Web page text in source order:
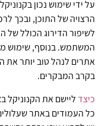
על ידי שימוש נכון
הרצויה של התוכן, ובכך
לשיפור הדירוג הכולל של
המשתמש. בנוסף, שימוש
אתרים לנהל טוב יותר את
בקרב המבקרים.
כיצדליישם את
כל העמודים באתר